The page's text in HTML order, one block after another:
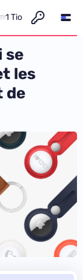
1 Tio
se
les
de